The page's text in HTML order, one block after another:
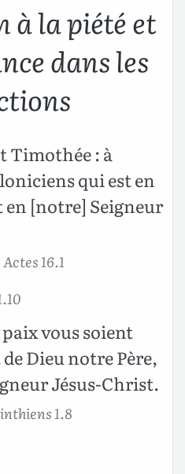
à la piété et
dans les
Timothée : à
qui est en
en [notre] Seigneur
Actes 16.1
paix vous soient
Dieu notre Père,
Jésus-Christ.
1.8